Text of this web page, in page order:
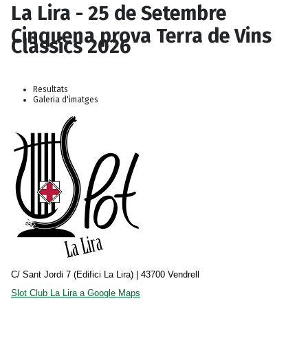
La Lira - 25 de Setembre
Cinquena prova Terra de Vins
Clàssics 2026
Resultats
Galeria d'imatges
C/ Sant Jordi 7 (Edifici La Lira) | 43700 Vendrell
Slot Club La Lira a Google Maps